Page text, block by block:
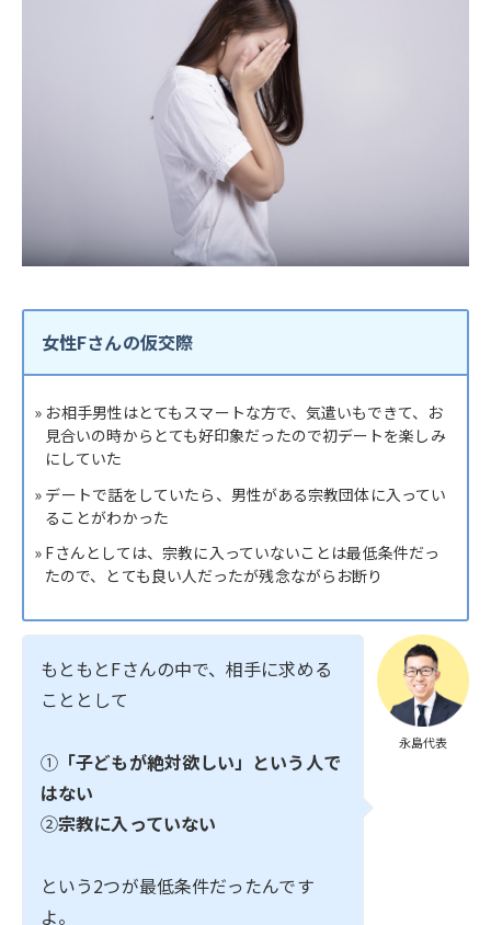
女性Fさんの仮交際
» お相手男性はとてもスマートな方で、気遣いもできて、お
見合いの時からとても好印象だったので初デートを楽しみ
にしていた
» デートで話をしていたら、男性がある宗教団体に入ってい
ることがわかった
» Fさんとしては、宗教に入っていないことは最低条件だっ
たので、とても良い人だったが残念ながらお断り
永島代表
もともとFさんの中で、相手に求める
こととして
① 「子どもが絶対欲しい」という人で
はない
②宗教に入っていない
という2つが最低条件だったんです
よ。